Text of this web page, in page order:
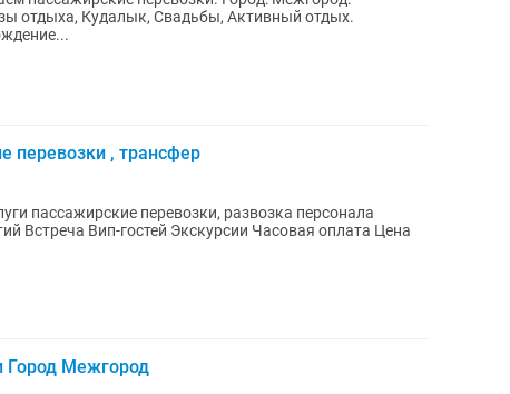
отдыха, Кудалык, Свадьбы, Активный отдых.
перевозки , трансфер
Цена
Город Межгород